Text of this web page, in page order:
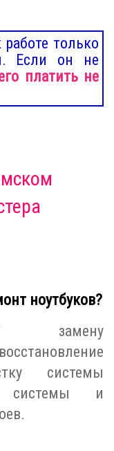
только
Если он не
платить не
ноутбуков?
замену
системы
системы и